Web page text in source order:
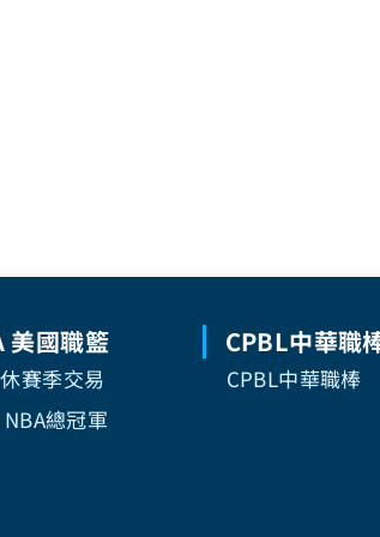
美國職籃
賽季交易
總冠軍
CPBL中華職
CPBL中華職棒